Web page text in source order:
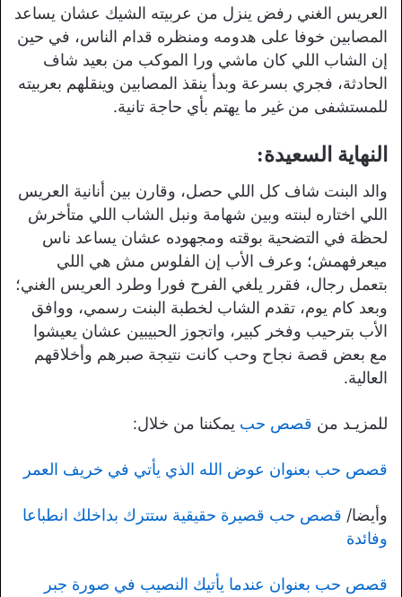
العريس الغني رفض ينزل من عربيته الشيك عشان يساعد
المصابين خوفا على هدومه ومنظره قدام الناس، في حين
إن الشاب اللي كان ماشي ورا الموكب من بعيد شاف
الحادثة، فجري بسرعة وبدأ ينقذ المصابين وينقلهم بعربيته
للمستشفى من غير ما يهتم بأي حاجة تانية.
النهاية السعيدة:
والد البنت شاف كل اللي حصل، وقارن بين أنانية العريس
اللي اختاره لبنته وبين شهامة ونبل الشاب اللي متأخرش
لحظة في التضحية بوقته ومجهوده عشان يساعد ناس
ميعرفهمش؛ وعرف الأب إن الفلوس مش هي اللي
بتعمل رجال، فقرر يلغي الفرح فورا وطرد العريس الغني؛
وبعد كام يوم، تقدم الشاب لخطبة البنت رسمي، ووافق
الأب بترحيب وفخر كبير، واتجوز الحبيبين عشان يعيشوا
مع بعض قصة نجاح وحب كانت نتيجة صبرهم وأخلاقهم
العالية.
للمزيـد من قصص حب يمكننا من خلال:
قصص حب بعنوان عوض الله الذي يأتي في خريف العمر
وأيضا/ قصص حب قصيرة حقيقية ستترك بداخلك انطباعا
وفائدة
قصص حب بعنوان عندما يأتيك النصيب في صورة جبر